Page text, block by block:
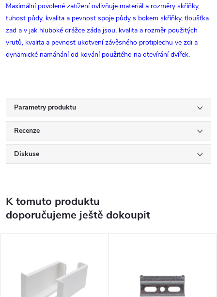
Maximální povolené zatížení ovlivňuje materiál a rozměry skříňky,
tuhost půdy, kvalita a pevnost spoje půdy s bokem skříňky, tloušťka
zad a v jak hluboké drážce záda jsou, kvalita a rozměr použitých
vrutů, kvalita a pevnost ukotvení závěsného protiplechu ve zdi a
dynamické namáhání od kování použitého na otevírání dvířek.
Parametry produktu
Recenze
Diskuse
K tomuto produktu
doporučujeme ještě dokoupit